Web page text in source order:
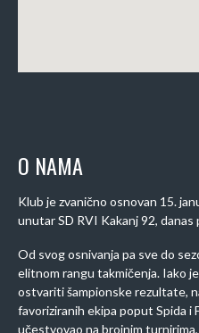
O NAMA
Klub je zvanično osnovan 15.
unutar SD RVI Kakanj 92,
Od svog osnivanja pa sve do
elitnom rangu takmičenja. Iako
ostvariti šampionske rezultate,
favoriziranih ekipa poput Spida i
učestvovao na brojnim